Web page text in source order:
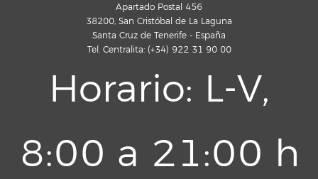
Apartado Postal 456
38200, San Cristóbal de La Laguna
Santa Cruz de Tenerife - España
Tel. Centralita: (+34) 922 31 90 00
Horario: L-V,
8:00 a 21:00 h